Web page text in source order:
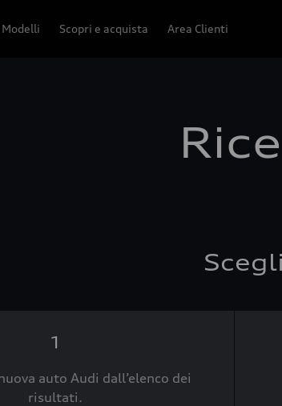
Modelli Scopri e acquista Area Clienti
1
auto Audi dall’elenco dei
risultati.